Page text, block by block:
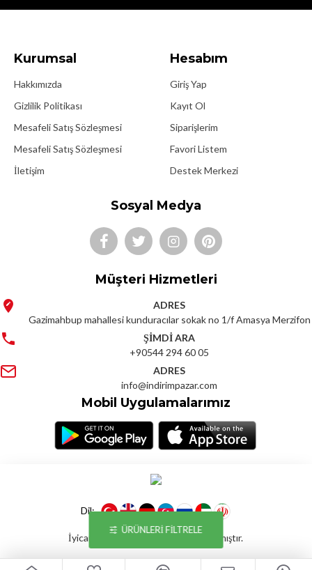
Kurumsal
Hakkımızda
Gizlilik Politikası
Mesafeli Satış Sözleşmesi
Mesafeli Satış Sözleşmesi
İletişim
Hesabım
Giriş Yap
Kayıt Ol
Siparişlerim
Favori Listem
Destek Merkezi
Sosyal Medya
Müşteri Hizmetleri
ADRES
Gazimahbup mahallesi kunduracılar sokak no 1/f Amasya Merzifon
ŞİMDİ ARA
+90544 294 60 05
ADRES
info@indirimpazar.com
Mobil Uygulamalarımız
Dil:
İyicart E-ticaret Yazılımı İle Hazırlanmıştır.
ÜRÜNLERI FILTRELE